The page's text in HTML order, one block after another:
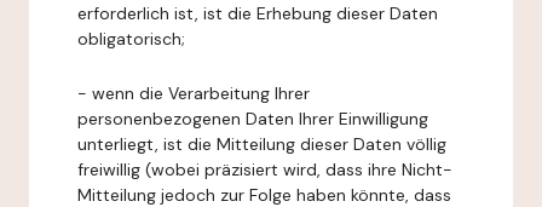
erforderlich ist, ist die Erhebung dieser Daten
obligatorisch;
- wenn die Verarbeitung Ihrer
personenbezogenen Daten Ihrer Einwilligung
unterliegt, ist die Mitteilung dieser Daten völlig
freiwillig (wobei präzisiert wird, dass ihre Nicht-
Mitteilung jedoch zur Folge haben könnte, dass